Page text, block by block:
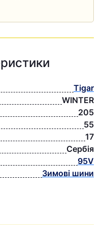
Tigar
WINTЕR
205
55
17
Сербія
95V
Зимові шини